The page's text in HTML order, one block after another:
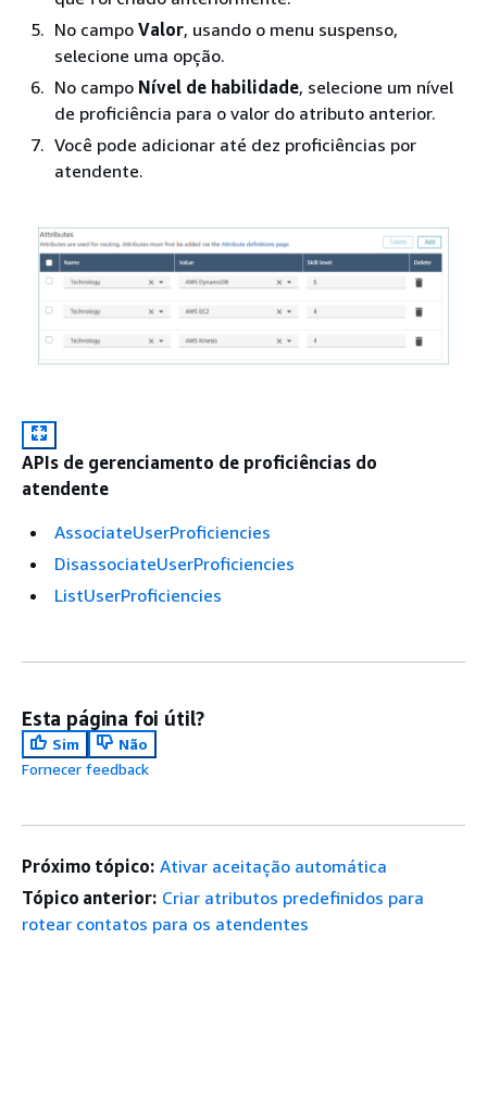
No campo Valor, usando o menu suspenso,
selecione uma opção.
No campo Nível de habilidade, selecione um nível
de proficiência para o valor do atributo anterior.
Você pode adicionar até dez proficiências por
atendente.
APIs de gerenciamento de proficiências do
atendente
AssociateUserProficiencies
DisassociateUserProficiencies
ListUserProficiencies
Esta página foi útil?
Sim
Não
Fornecer feedback
Próximo tópico: Ativar aceitação automática
Tópico anterior: Criar atributos predefinidos para
rotear contatos para os atendentes